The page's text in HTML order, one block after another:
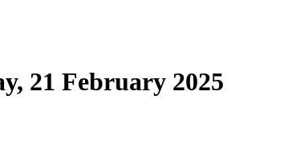
21 February 2025